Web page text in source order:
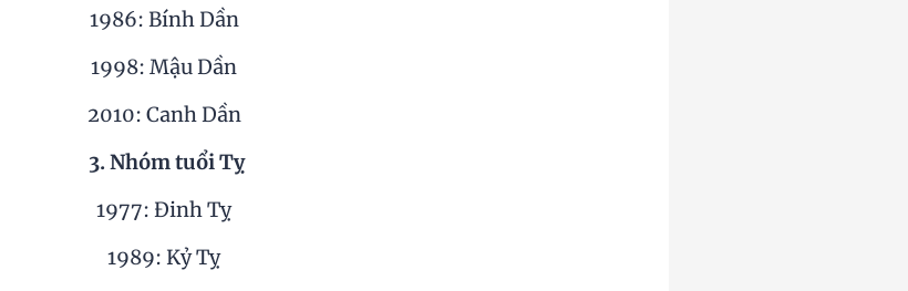
1986: Bính Dần
1998: Mậu Dần
2010: Canh Dần
3. Nhóm tuổi Tỵ
1977: Đinh Tỵ
1989: Kỷ Tỵ